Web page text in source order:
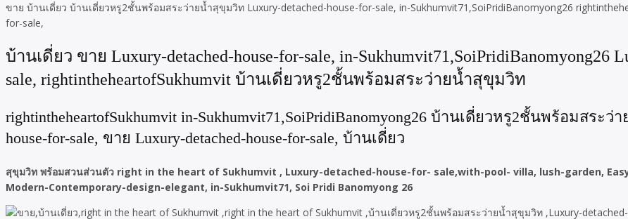
ขาย บ้านเดี่ยว บ้านเดี่ยวหรู2ชั้นพร้อมสระว่ายน้ำสุขุมวิท Luxury-detached-house-for-sale, in-Sukhumvit71,SoiPridiBanomyong26
for-sale,
บ้านเดี่ยว ขาย Luxury-detached-house-for-sale, in-Sukhumvit71,SoiPridiBanomyong26
sale, rightintheheartofSukhumvit บ้านเดี่ยวหรู2ชั้นพร้อมสระว่ายน้ำสุขุมวิท
rightintheheartofSukhumvit in-Sukhumvit71,SoiPridiBanomyong26 บ้านเดี่ยวหรู2ชั้นพร้อมสระว่
house-for-sale, ขาย Luxury-detached-house-for-sale, บ้านเดี่ยว
สุขุมวิท พร้อมสวนส่วนตัว right in the heart of Sukhumvit , Luxury-detached-house-for- sale,with-pool- villa, lush-garden,
Modern-Contemporary-design-elegant, in-Sukhumvit71, Soi Pridi Banomyong 26